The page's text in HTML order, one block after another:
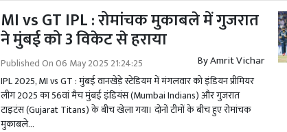
MI vs GT IPL : रोमांचक मुकाबले में गुजरात
ने मुंबई को 3 विकेट से हराया
Published On06 May 2025 21:24:25 ByAmrit Vichar
IPL 2025, MI vs GT : मुंबई वानखेड़े स्टेडियम में मंगलवार को इंडियन प्रीमियर
लीग 2025 का 56वां मैच मुंबई इंडियंस (Mumbai Indians) और गुजरात
टाइटंस (Gujarat Titans) के बीच खेला गया। दोनों टीमों के बीच हुए रोमांचक
मुकाबले...